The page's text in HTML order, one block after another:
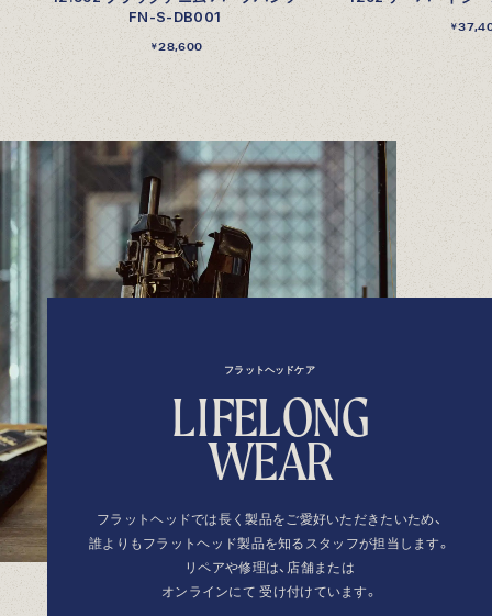
FN-S-DB001
￥28,600
￥
フラットヘッドケア
LIFELONG
WEAR
フラットヘッドでは長く製品をご愛好いただきたいため、
誰よりもフラットヘッド製品を知るスタッフが担当します。
リペアや修理は、店舗または
オンラインにて 受け付けています。